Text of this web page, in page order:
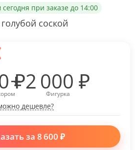
при заказе до 14:00
соской
₽ Фигурка
2 000 ₽
дешевле?
за 8 600 ₽